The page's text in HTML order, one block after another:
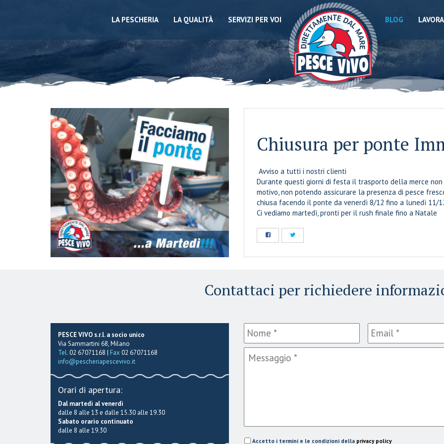
LA PESCHERIA LA QUALITÀ SERVIZI PER VOI BLOG
Chiusura per ponte
Avviso a tutti i nostri clienti
Durante questi giorni di festa il trasporto della merce
motivo, non potendo assicurare la presenza di pesce
chiusa facendo il ponte da venerdì 8/12 fino a lunedì 11/
Ci vediamo martedì, pronti per il rush finale fino a Natale
Contattaci per richiedere
PESCE VIVO s.r.l. a socio unico
Via Sammartini 68, Milano
Tel.02 67071168 | Fax 02 67071168
info@pescheriapescevivo.it
Orari di apertura:
Dal martedì al venerdì
dalle 8 alle 13 e dalle 15.30 alle 19.30
Sabato orario continuato
dalle 8 alle 19.30
Accetto i termini e le condizioni della privacy policy